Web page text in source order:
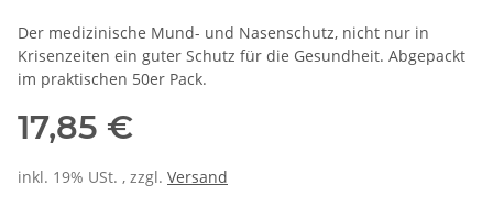
Der medizinische Mund- und Nasenschutz, nicht nur in
Krisenzeiten ein guter Schutz für die Gesundheit. Abgepackt
im praktischen 50er Pack.
17,85 €
inkl. 19% USt. , zzgl. Versand